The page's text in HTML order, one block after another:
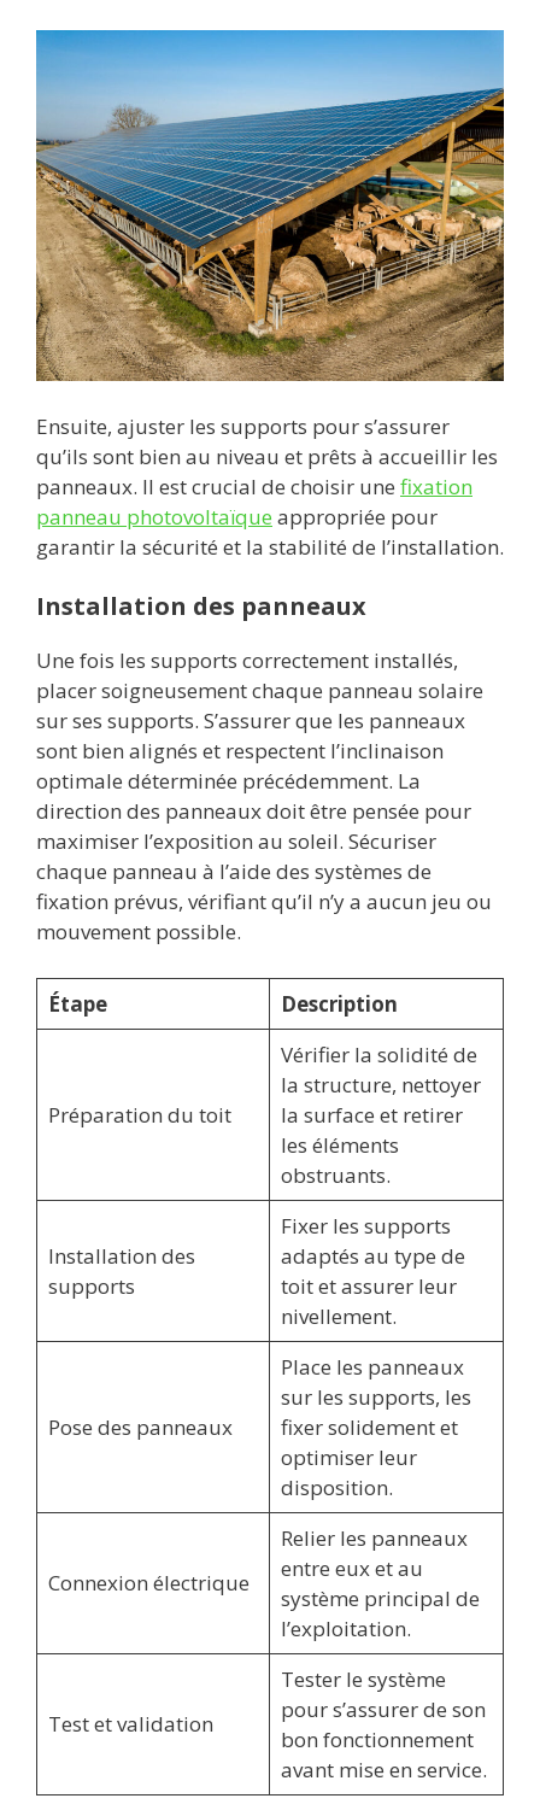
Ensuite, ajuster les supports pour s’assurer
qu’ils sont bien au niveau et prêts à accueillir les
panneaux. Il est crucial de choisir une fixation
panneau photovoltaïque appropriée pour
garantir la sécurité et la stabilité de l’installation.
Installation des panneaux
Une fois les supports correctement installés,
placer soigneusement chaque panneau solaire
sur ses supports. S’assurer que les panneaux
sont bien alignés et respectent l’inclinaison
optimale déterminée précédemment. La
direction des panneaux doit être pensée pour
maximiser l’exposition au soleil. Sécuriser
chaque panneau à l’aide des systèmes de
fixation prévus, vérifiant qu’il n’y a aucun jeu ou
mouvement possible.
Étape Description
Préparation du toit
Vérifier la solidité de
la structure, nettoyer
la surface et retirer
les éléments
obstruants.
Installation des
supports
Fixer les supports
adaptés au type de
toit et assurer leur
nivellement.
Pose des panneaux
Place les panneaux
sur les supports, les
fixer solidement et
optimiser leur
disposition.
Connexion électrique
Relier les panneaux
entre eux et au
système principal de
l’exploitation.
Test et validation
Tester le système
pour s’assurer de son
bon fonctionnement
avant mise en service.